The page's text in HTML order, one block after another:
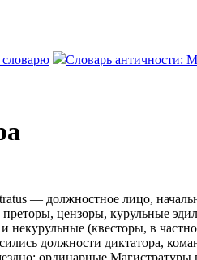
Словарь античности:
— должностное лицо,
цензоры, курульные
некурульные (квесторы, в
должности диктатора,
ординарные